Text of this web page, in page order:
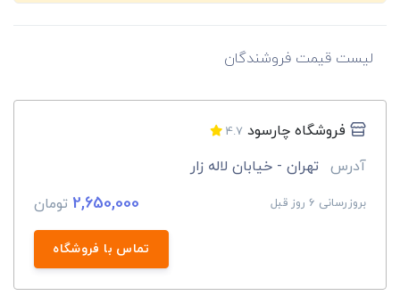
لیست قیمت فروشندگان
فروشگاه چارسود 4.7
آدرس تهران - خیابان لاله زار
بروزرسانی 6 روز قبل 2,650,000 تومان
تماس با فروشگاه